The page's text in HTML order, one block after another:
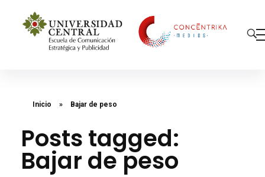
Inicio » Bajar de peso
Posts tagged:
Bajar de peso